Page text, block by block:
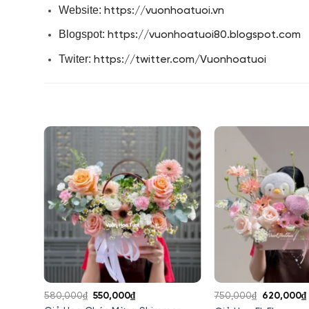
Website: https://vuonhoatuoi.vn
Blogspot: https://vuonhoatuoi80.blogspot.com
Twiter: https://twitter.com/Vuonhoatuoi
580,000₫ Giá
550,000₫Giá
750,000₫
Giá
620,000₫